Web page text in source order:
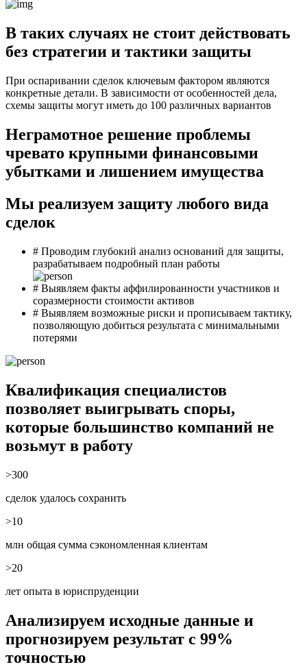
В таких случаях не стоит действовать
без стратегии и тактики защиты
При оспаривании сделок ключевым фактором являются
конкретные детали. В зависимости от особенностей дела,
схемы защиты могут иметь до 100 различных вариантов
Неграмотное решение проблемы
чревато крупными финансовыми
убытками и лишением имущества
Мы реализуем защиту любого вида
сделок
# Проводим глубокий анализ оснований для защиты,
разрабатываем подробный план работы
# Выявляем факты аффилированности участников и
соразмерности стоимости активов
# Выявляем возможные риски и прописываем тактику,
позволяющую добиться результата с минимальными
потерями
Квалификация специалистов
позволяет выигрывать споры,
которые большинство компаний не
возьмут в работу
>300
сделок удалось сохранить
>10
млн общая сумма сэкономленная клиентам
>20
лет опыта в юриспруденции
Анализируем исходные данные и
прогнозируем результат с 99%
точностью